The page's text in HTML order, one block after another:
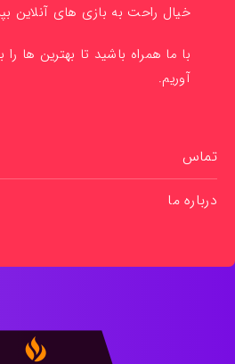
خیال راحت به بازی های آنلاین
با ما همراه باشید تا بهترین ها را
آوریم.
تماس
درباره ما